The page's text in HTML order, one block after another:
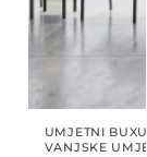
UMJETNI
VANJSKE